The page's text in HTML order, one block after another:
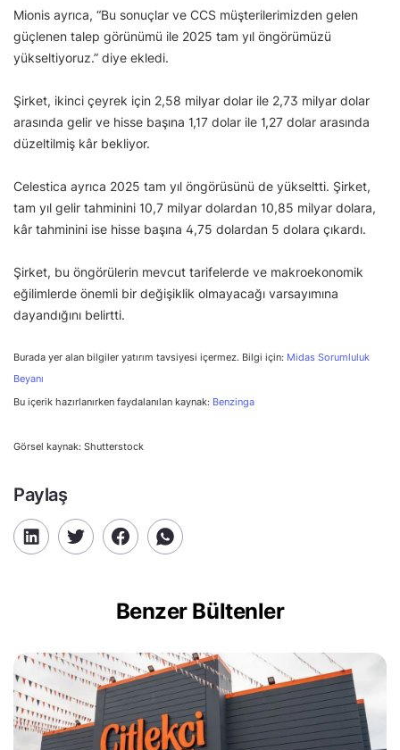
Mionis ayrıca, “Bu sonuçlar ve CCS müşterilerimizden gelen
güçlenen talep görünümü ile 2025 tam yıl öngörümüzü
yükseltiyoruz.” diye ekledi.
Şirket, ikinci çeyrek için 2,58 milyar dolar ile 2,73 milyar dolar
arasında gelir ve hisse başına 1,17 dolar ile 1,27 dolar arasında
düzeltilmiş kâr bekliyor.
Celestica ayrıca 2025 tam yıl öngörüsünü de yükseltti. Şirket,
tam yıl gelir tahminini 10,7 milyar dolardan 10,85 milyar dolara,
kâr tahminini ise hisse başına 4,75 dolardan 5 dolara çıkardı.
Şirket, bu öngörülerin mevcut tarifelerde ve makroekonomik
eğilimlerde önemli bir değişiklik olmayacağı varsayımına
dayandığını belirtti.
Burada yer alan bilgiler yatırım tavsiyesi içermez. Bilgi için: Midas Sorumluluk
Beyanı
Bu içerik hazırlanırken faydalanılan kaynak: Benzinga
Görsel kaynak: Shutterstock
Paylaş
Benzer Bültenler